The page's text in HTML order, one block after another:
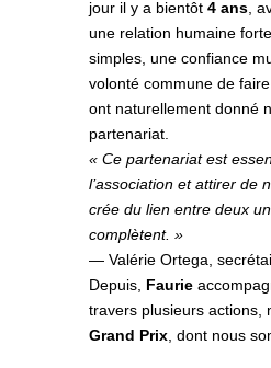
jour il y a bientôt 4 ans,
une relation humaine
simples, une confiance
volonté commune de
ont naturellement donné
partenariat.
« Ce partenariat est
l’association et attirer de
crée du lien entre deux
complètent. »
— Valérie Ortega,
Depuis, Faurie
travers plusieurs actions,
Grand Prix, dont nous